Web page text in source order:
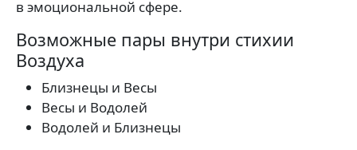
в эмоциональной сфере.
Возможные пары внутри стихии
Воздуха
Близнецы и Весы
Весы и Водолей
Водолей и Близнецы